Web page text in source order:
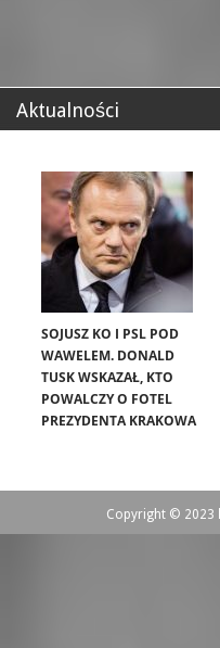
Aktualności
SOJUSZ KO I PSL POD
WAWELEM. DONALD
TUSK WSKAZAŁ, KTO
POWALCZY O FOTEL
PREZYDENTA KRAKOWA
Copyright © 2023